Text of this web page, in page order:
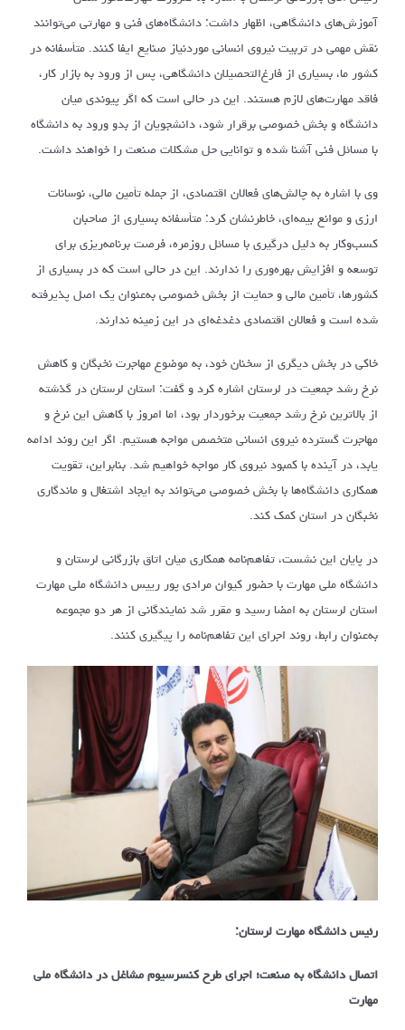
آموزش‌های دانشگاهی، اظهار داشت: دانشگاه‌های فنی و مهارتی می‌توانند
نقش مهمی در تربیت نیروی انسانی موردنیاز صنایع ایفا کنند. متأسفانه در
کشور ما، بسیاری از فارغ‌التحصیلان دانشگاهی، پس از ورود به بازار کار،
فاقد مهارت‌های لازم هستند. این در حالی است که اگر پیوندی میان
دانشگاه و بخش خصوصی برقرار شود، دانشجویان از بدو ورود به دانشگاه
با مسائل فنی آشنا شده و توانایی حل مشکلات صنعت را خواهند داشت.
وی با اشاره به چالش‌های فعالان اقتصادی، از جمله تأمین مالی، نوسانات
ارزی و موانع بیمه‌ای، خاطرنشان کرد: متأسفانه بسیاری از صاحبان
کسب‌وکار به دلیل درگیری با مسائل روزمره، فرصت برنامه‌ریزی برای
توسعه و افزایش بهره‌وری را ندارند. این در حالی است که در بسیاری از
کشورها، تأمین مالی و حمایت از بخش خصوصی به‌عنوان یک اصل پذیرفته
شده است و فعالان اقتصادی دغدغه‌ای در این زمینه ندارند.
خاکی در بخش دیگری از سخنان خود، به موضوع مهاجرت نخبگان و کاهش
نرخ رشد جمعیت در لرستان اشاره کرد و گفت: استان لرستان در گذشته
از بالاترین نرخ رشد جمعیت برخوردار بود، اما امروز با کاهش این نرخ و
مهاجرت گسترده نیروی انسانی متخصص مواجه هستیم. اگر این روند ادامه
یابد، در آینده با کمبود نیروی کار مواجه خواهیم شد. بنابراین، تقویت
همکاری دانشگاه‌ها با بخش خصوصی می‌تواند به ایجاد اشتغال و ماندگاری
نخبگان در استان کمک کند.
در پایان این نشست، تفاهم‌نامه همکاری میان اتاق بازرگانی لرستان و
دانشگاه ملی مهارت با حضور کیوان مرادی پور رییس دانشگاه ملی مهارت
استان لرستان به امضا رسید و مقرر شد نمایندگانی از هر دو مجموعه
به‌عنوان رابط، روند اجرای این تفاهم‌نامه را پیگیری کنند.
رئیس دانشگاه مهارت لرستان:
اتصال دانشگاه به صنعت؛ اجرای طرح کنسرسیوم مشاغل در دانشگاه ملی
مهارت